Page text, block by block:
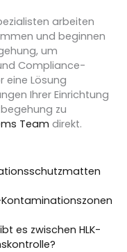
arbeiten
und beginnen
um
Compliance-
eine Lösung
Ihrer Einrichtung
zu
Team direkt.
es zwischen HLK-